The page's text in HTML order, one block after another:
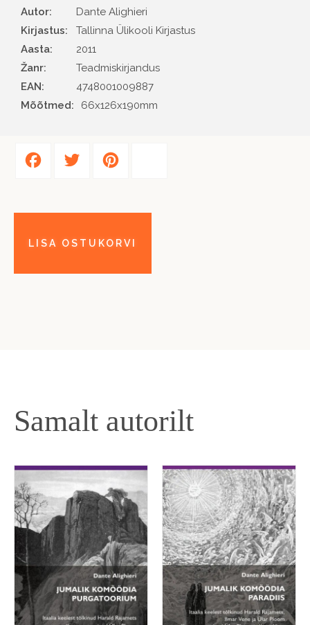
Autor
Dante Alighieri
Kirjastus
Tallinna Ülikooli Kirjastus
Aasta
2011
Žanr
Teadmiskirjandus
EAN
4748001009887
Mõõtmed:
66x126x190mm
Samalt autorilt